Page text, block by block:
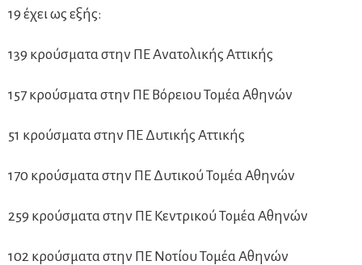
19 έχει ως εξής:
139 κρούσματα στην ΠΕ Ανατολικής Αττικής
157 κρούσματα στην ΠΕ Βόρειου Τομέα Αθηνών
51 κρούσματα στην ΠΕ Δυτικής Αττικής
170 κρούσματα στην ΠΕ Δυτικού Τομέα Αθηνών
259 κρούσματα στην ΠΕ Κεντρικού Τομέα Αθηνών
102 κρούσματα στην ΠΕ Νοτίου Τομέα Αθηνών